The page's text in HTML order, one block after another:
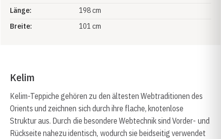
Länge:
198 cm
Breite:
101 cm
Kelim
Kelim-Teppiche gehören zu den ältesten Webtraditionen des
Orients und zeichnen sich durch ihre flache, knotenlose
Struktur aus. Durch die besondere Webtechnik sind Vorder- und
Rückseite nahezu identisch, wodurch sie beidseitig verwendet